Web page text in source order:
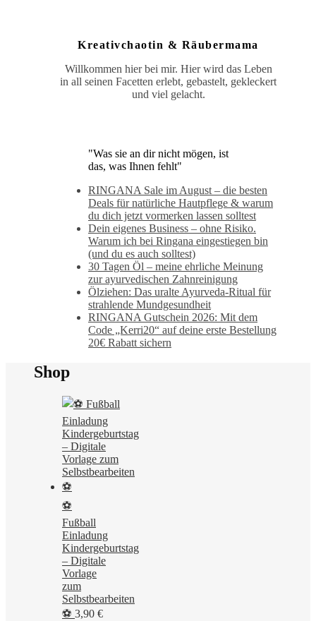
Kreativchaotin & Räubermama
Willkommen hier bei mir. Hier wird das Leben
in all seinen Facetten erlebt, gebastelt, gekleckert
und viel gelacht.
"Was sie an dir nicht mögen, ist
das, was Ihnen fehlt"
RINGANA Sale im August – die besten
Deals für natürliche Hautpflege & warum
du dich jetzt vormerken lassen solltest
Dein eigenes Business – ohne Risiko.
Warum ich bei Ringana eingestiegen bin
(und du es auch solltest)
30 Tagen Öl – meine ehrliche Meinung
zur ayurvedischen Zahnreinigung
Ölziehen: Das uralte Ayurveda-Ritual für
strahlende Mundgesundheit
RINGANA Gutschein 2026: Mit dem
Code „Kerri20“ auf deine erste Bestellung
20€ Rabatt sichern
Shop
⚽
Fußball
Einladung
Kindergeburtstag
– Digitale
Vorlage
zum
Selbstbearbeiten
⚽ 3,90 €